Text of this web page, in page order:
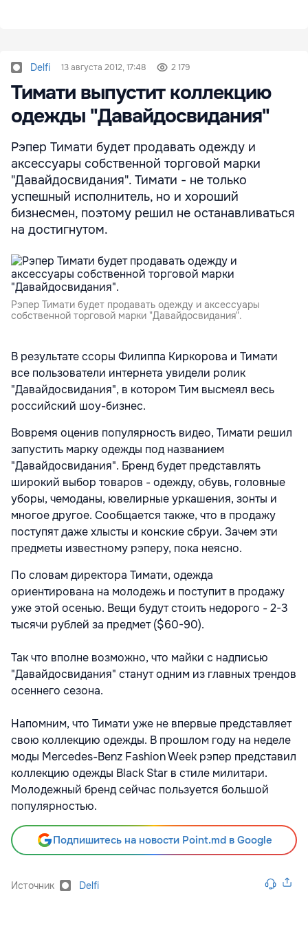
Delfi 13 августа 2012, 17:48 2 179
Тимати выпустит коллекцию
одежды "Давайдосвидания"
Рэпер Тимати будет продавать одежду и
аксессуары собственной торговой марки
"Давайдосвидания". Тимати - не только
успешный исполнитель, но и хороший
бизнесмен, поэтому решил не останавливаться
на достигнутом.
Рэпер Тимати будет продавать одежду и аксессуары
собственной торговой марки "Давайдосвидания".
В результате ссоры Филиппа Киркорова и Тимати
все пользователи интернета увидели ролик
"Давайдосвидания", в котором Тим высмеял весь
российский шоу-бизнес.
Вовремя оценив популярность видео, Тимати решил
запустить марку одежды под названием
"Давайдосвидания". Бренд будет представлять
широкий выбор товаров - одежду, обувь, головные
уборы, чемоданы, ювелирные уркашения, зонты и
многое другое. Сообщается также, что в продажу
поступят даже хлысты и конские сбруи. Зачем эти
предметы известному рэперу, пока неясно.
По словам директора Тимати, одежда
ориентирована на молодежь и поступит в продажу
уже этой осенью. Вещи будут стоить недорого - 2-3
тысячи рублей за предмет ($60-90).
Так что вполне возможно, что майки с надписью
"Давайдосвидания" станут одним из главных трендов
осеннего сезона.
Напомним, что Тимати уже не впервые представляет
свою коллекцию одежды. В прошлом году на неделе
моды Merсedes-Benz Fashion Week рэпер представил
коллекцию одежды Black Star в стиле милитари.
Молодежный бренд сейчас пользуется большой
популярностью.
Подпишитесь на новости Point.md в Google
Источник Delfi